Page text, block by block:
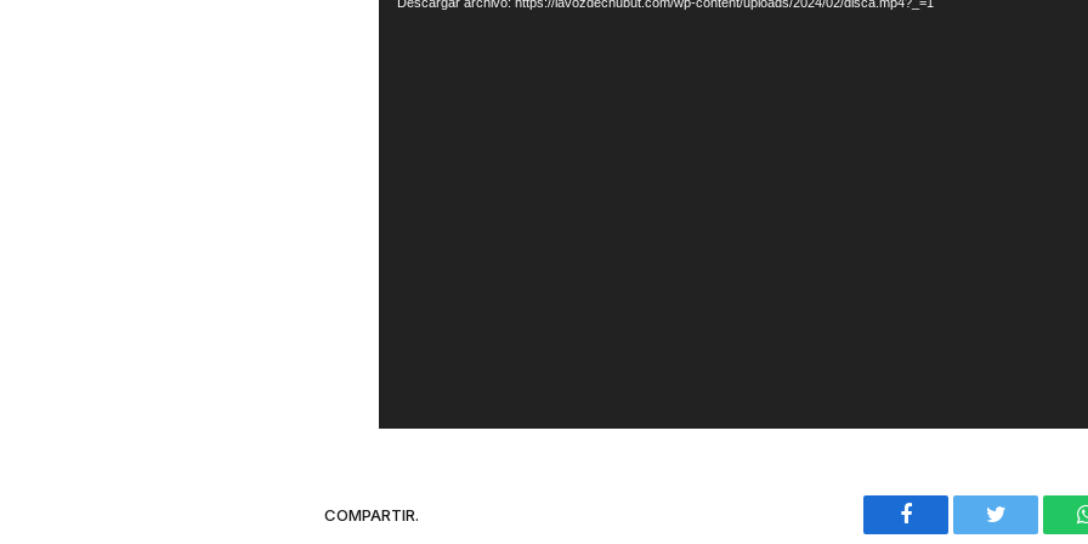
COMPARTIR.
Facebook Twitter